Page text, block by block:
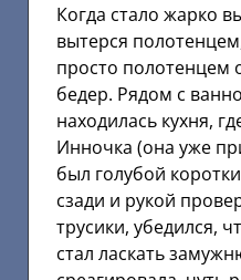
Когда стало жарко
вытерся
просто полотенцем
бедер. Рядом с
находилась кухня,
Инночка (она уже
был голубой
сзади и рукой
трусики, убедился,
стал ласкать